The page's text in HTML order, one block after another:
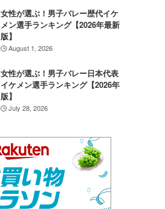
女性が選ぶ！男子バレー歴代イケ
メン選手ランキング【2026年最新
版】
August 1, 2026
女性が選ぶ！男子バレー日本代表
イケメン選手ランキング【2026年
版】
July 28, 2026